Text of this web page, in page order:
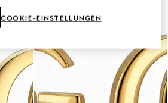
COOKIE-EINSTELLUNGEN